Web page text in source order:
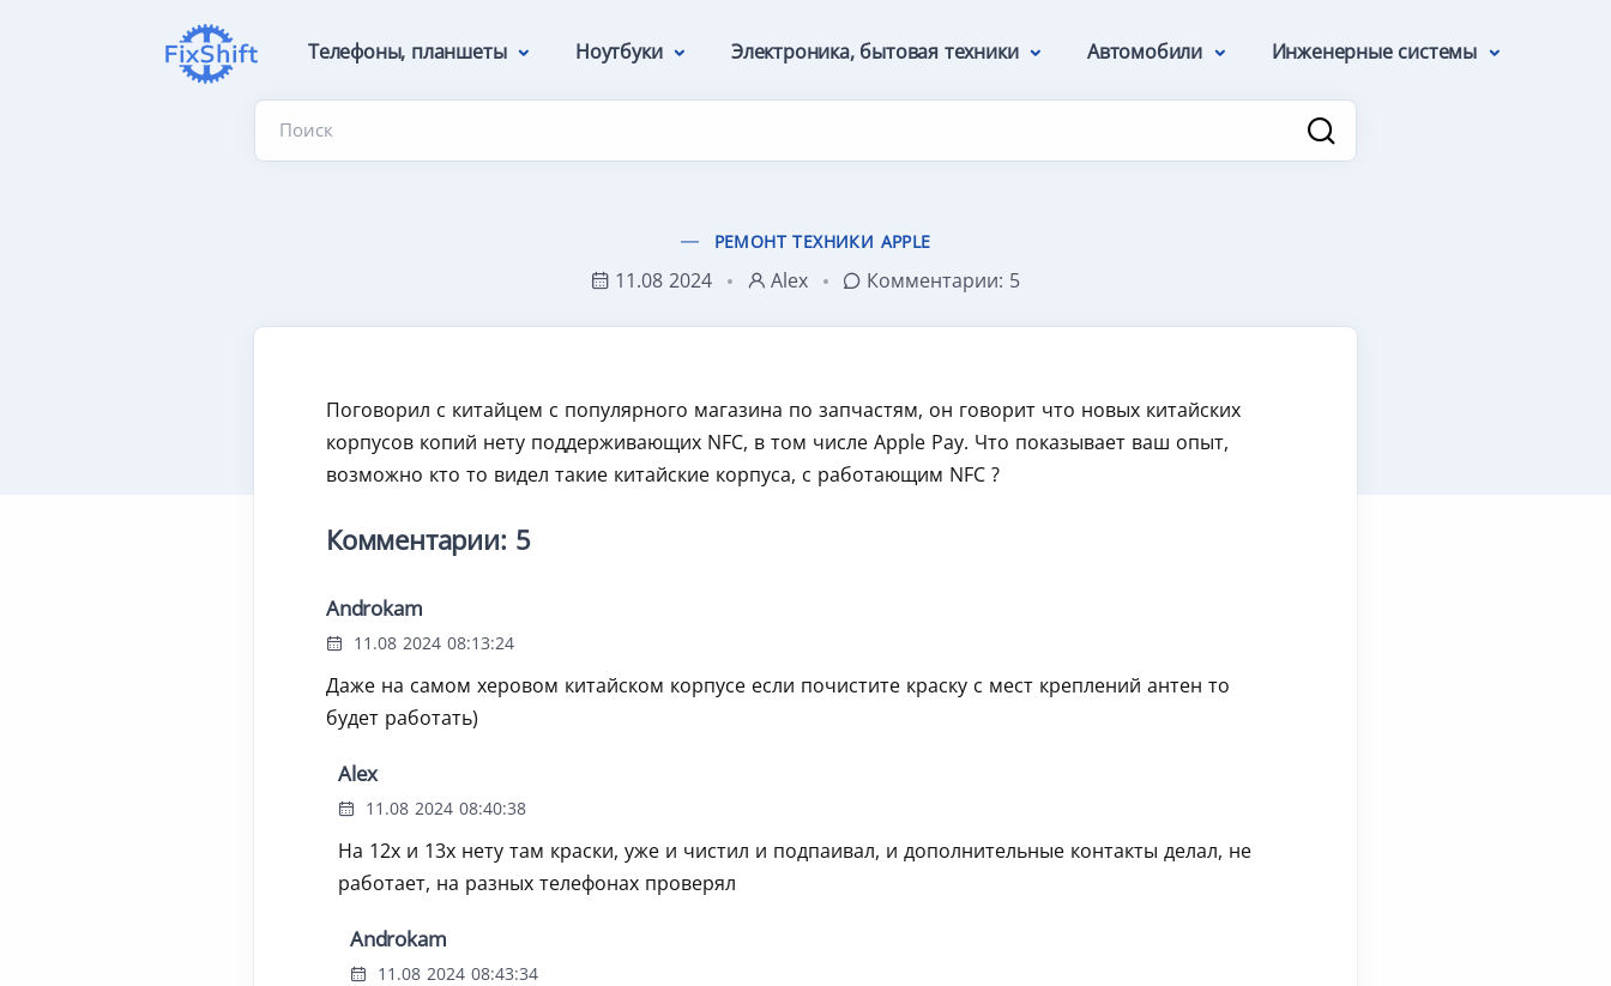
Телефоны, планшеты Ноутбуки Электроника, бытовая техники Автомобили Инженерные системы
Поиск
РЕМОНТ ТЕХНИКИ APPLE
11.08 2024 Alex Комментарии: 5
Поговорил с китайцем с популярного магазина по запчастям, он говорит что новых китайских
корпусов копий нету поддерживающих NFC, в том числе Apple Pay. Что показывает ваш опыт,
возможно кто то видел такие китайские корпуса, с работающим NFC ?
Комментарии: 5
Androkam
11.08 2024 08:13:24
Даже на самом херовом китайском корпусе если почистите краску с мест креплений антен то
будет работать)
Alex
11.08 2024 08:40:38
На 12х и 13х нету там краски, уже и чистил и подпаивал, и дополнительные контакты делал, не
работает, на разных телефонах проверял
Androkam
11.08 2024 08:43:34